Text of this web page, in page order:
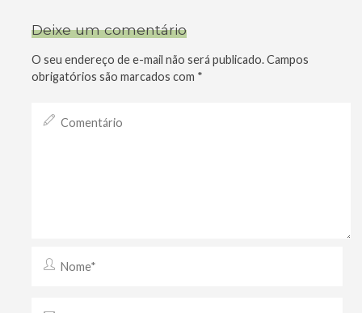
Deixe um comentário
O seu endereço de e-mail não será publicado.Campos
obrigatórios são marcados com *